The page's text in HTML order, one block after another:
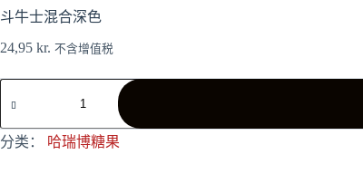
斗牛士混合深色
24,95 kr. 不含增值税
Matador
Mix
数
分类： 哈瑞博糖果